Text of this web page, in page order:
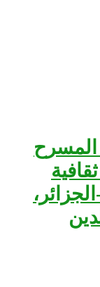
www.tna.dz المسرح